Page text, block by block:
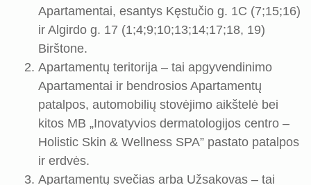
Apartamentai, esantys Kęstučio g. 1C (7;15;16)
ir Algirdo g. 17 (1;4;9;10;13;14;17;18, 19)
Birštone.
Apartamentų teritorija – tai apgyvendinimo
Apartamentai ir bendrosios Apartamentų
patalpos, automobilių stovėjimo aikštelė bei
kitos MB „Inovatyvios dermatologijos centro –
Holistic Skin & Wellness SPA” pastato patalpos
ir erdvės.
Apartamentų svečias arba Užsakovas – tai